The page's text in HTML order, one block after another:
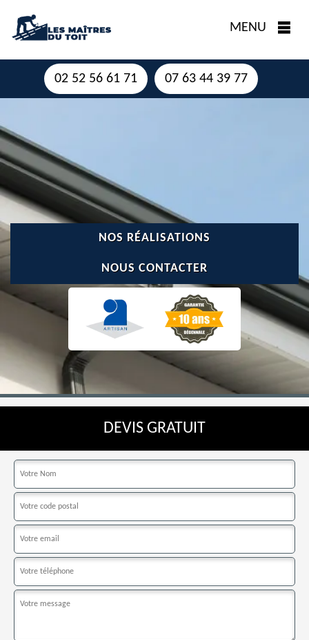
MENU
02 52 56 61 71 07 63 44 39 77
NOS RÉALISATIONS
NOUS CONTACTER
DEVIS GRATUIT